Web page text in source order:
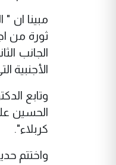
مبينا ان
ثورة من
الجانب
الأجنبية
وتابع
الحسين
كربلاء".
واختتم